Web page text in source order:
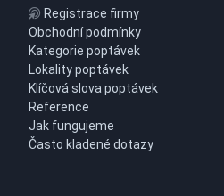
Registrace firmy
Obchodní podmínky
Kategorie poptávek
Lokality poptávek
Klíčová slova poptávek
Reference
Jak fungujeme
Často kladené dotazy